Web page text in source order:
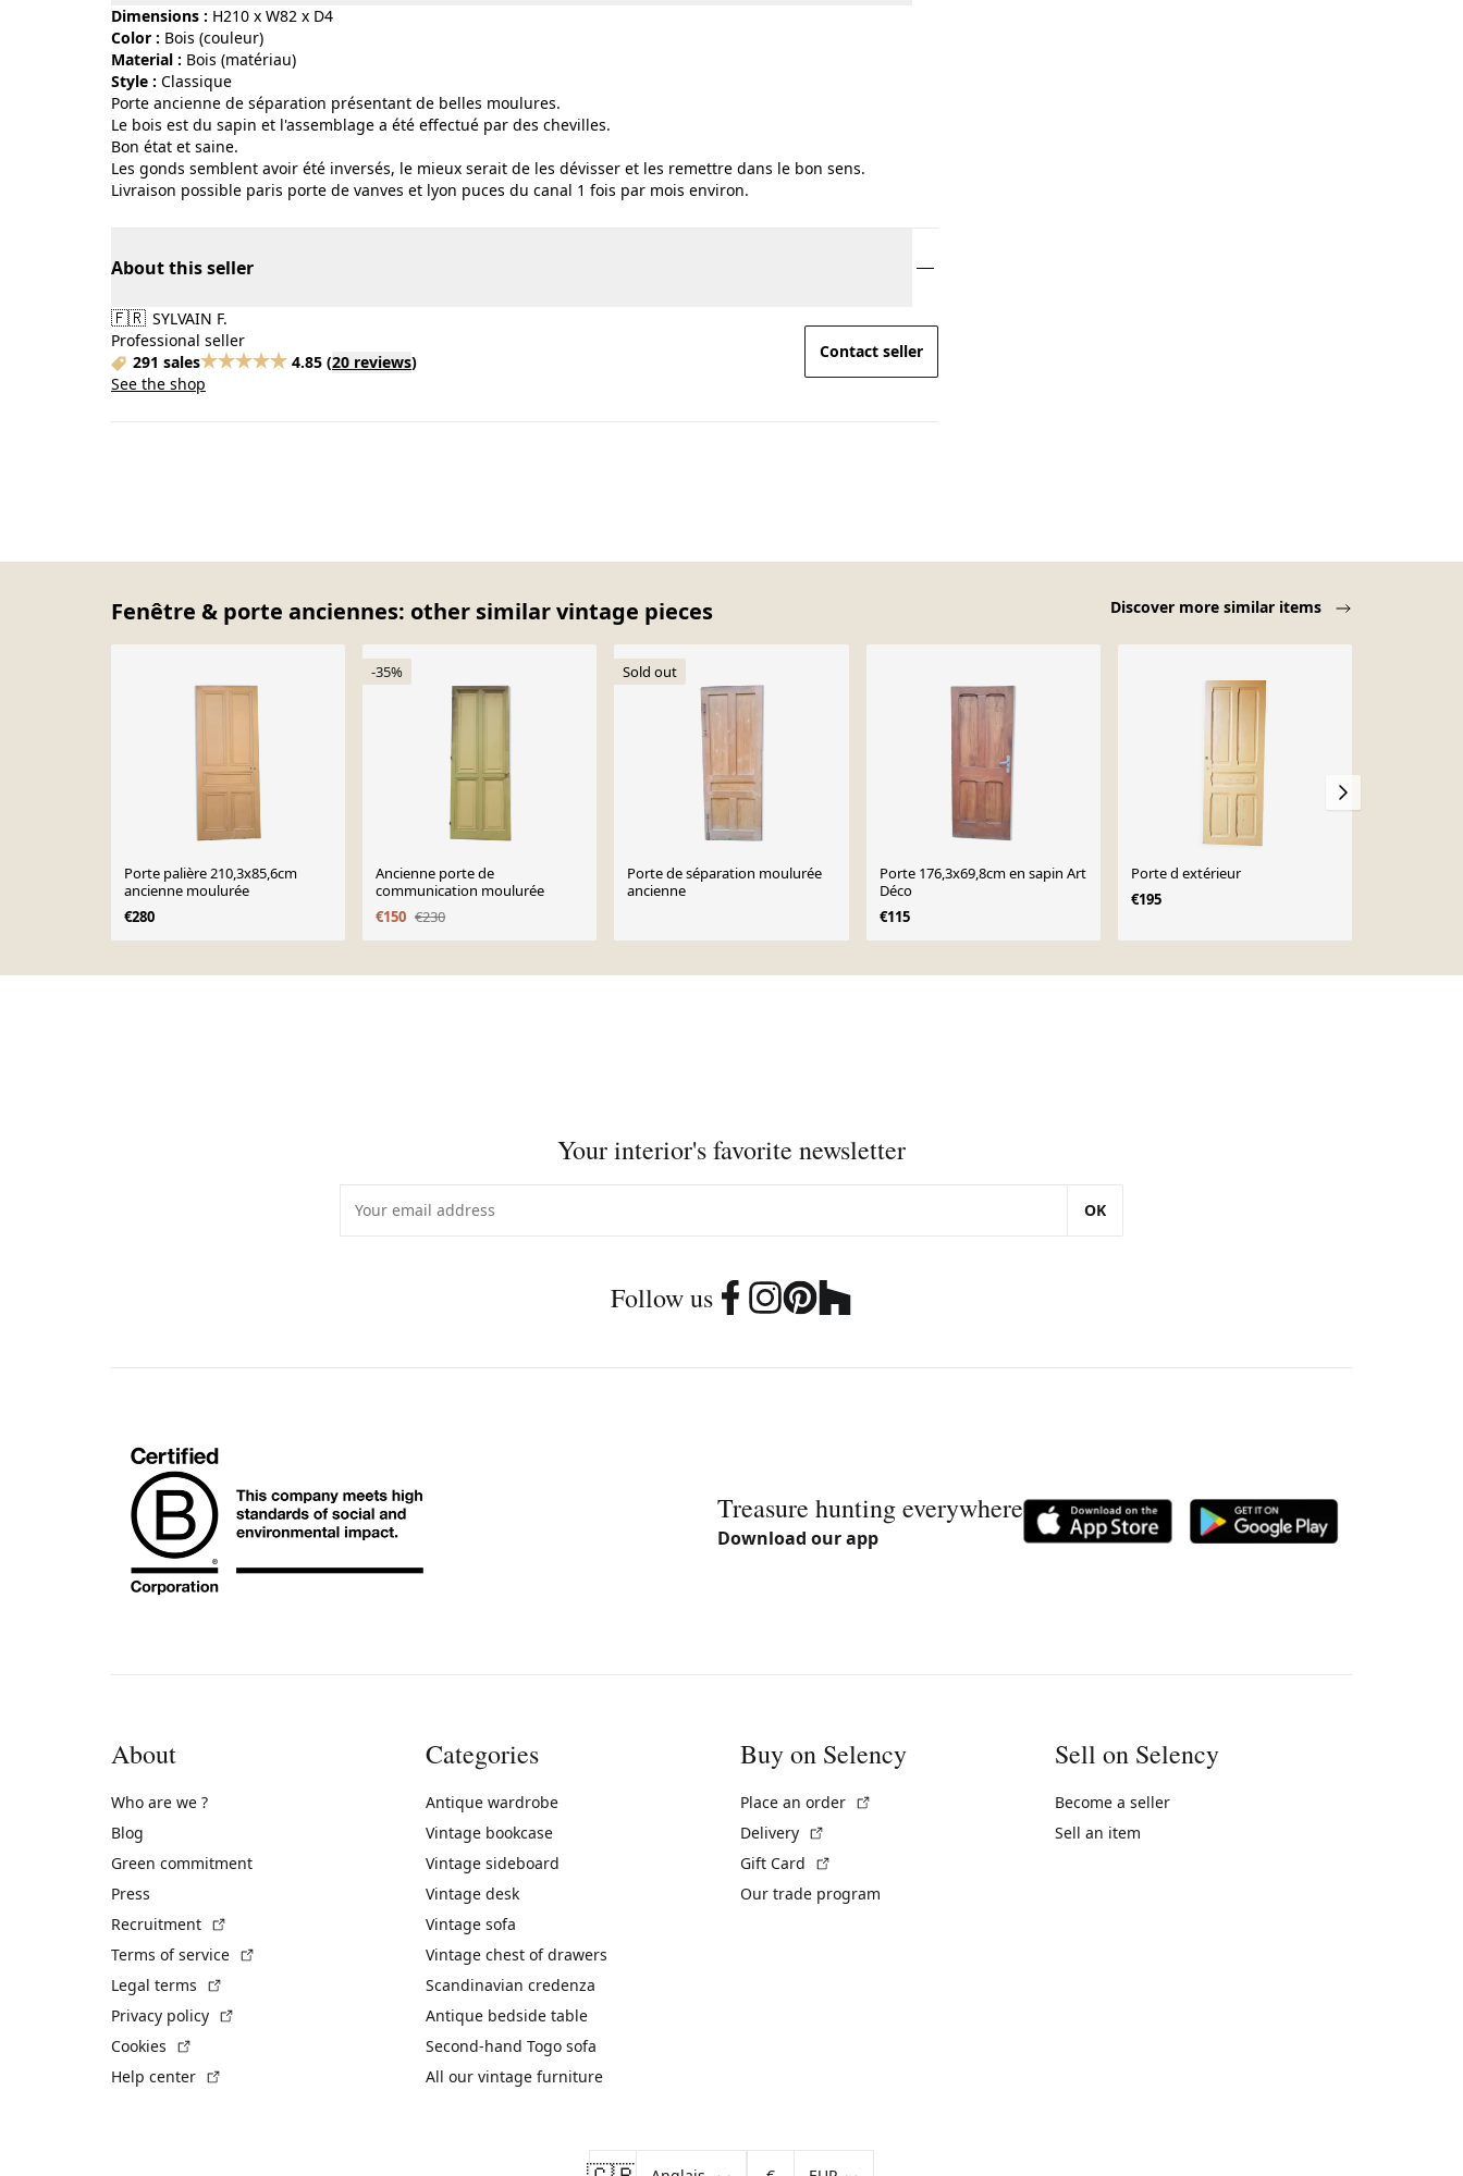
Dimensions : H210 x W82 x D4
Color :
bois (couleur)
Material :
bois (matériau)
Style :
classique
Porte ancienne de séparation présentant de belles moulures.
Le bois est du sapin et l'assemblage a été effectué par des chevilles.
Bon état et saine.
Les gonds semblent avoir été inversés, le mieux serait de les dévisser et les remettre dans le bon sens.
Livraison possible paris porte de vanves et lyon puces du canal 1 fois par mois environ.
About this seller
🇫🇷 SYLVAIN F.
Professional seller
291 sales
4.85 (20 reviews)
See the shop
Contact seller
Fenêtre & porte anciennes: other similar vintage pieces Discover more similar items
Porte palière 210,3x85,6cm
ancienne moulurée
€280
-35%
Ancienne porte de
communication moulurée
€150 €230
Sold out
Porte de séparation moulurée
ancienne
Porte 176,3x69,8cm en sapin Art
Déco
€115
Porte d extérieur
€195
Your interior's favorite newsletter
OK
Follow us
Treasure hunting everywhere
Download our app
About
Who are we ?
Blog
Green commitment
Press
Recruitment
Terms of service
Legal terms
Privacy policy
Cookies
Help center
Categories
Antique wardrobe
Vintage bookcase
Vintage sideboard
Vintage desk
Vintage sofa
Vintage chest of drawers
Scandinavian credenza
Antique bedside table
Second-hand Togo sofa
All our vintage furniture
Buy on Selency
Place an order
Delivery
Gift Card
Our trade program
Sell on Selency
Become a seller
Sell an item